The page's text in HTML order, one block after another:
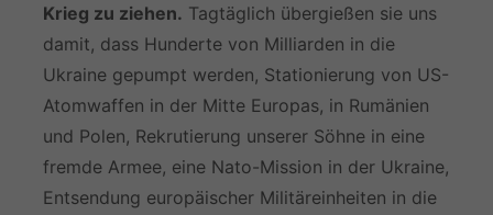
Krieg zu ziehen. Tagtäglich übergießen sie uns
damit, dass Hunderte von Milliarden in die
Ukraine gepumpt werden, Stationierung von US-
Atomwaffen in der Mitte Europas, in Rumänien
und Polen, Rekrutierung unserer Söhne in eine
fremde Armee, eine Nato-Mission in der Ukraine,
Entsendung europäischer Militäreinheiten in die